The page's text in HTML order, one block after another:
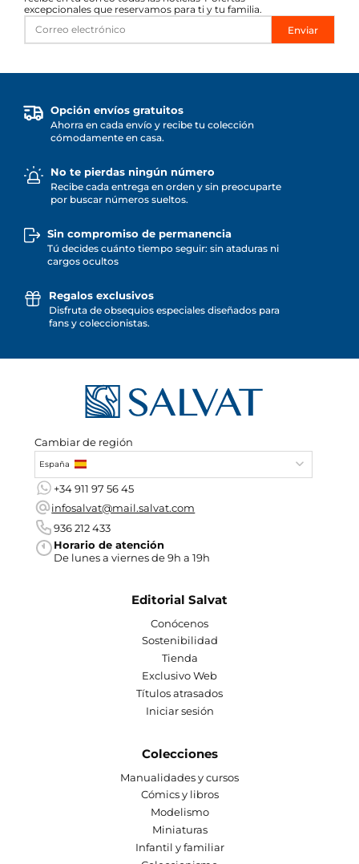
excepcionales que reservamos para ti y tu familia.
Enviar
Opción envíos gratuitos
Ahorra en cada envío y recibe tu colección
cómodamente en casa.
No te pierdas ningún número
Recibe cada entrega en orden y sin preocuparte
por buscar números sueltos.
Sin compromiso de permanencia
Tú decides cuánto tiempo seguir: sin ataduras ni
cargos ocultos
Regalos exclusivos
Disfruta de obsequios especiales diseñados para
fans y coleccionistas.
Cambiar de región
España
+34 911 97 56 45
infosalvat@mail.salvat.com
936 212 433
Horario de atención
De lunes a viernes de 9h a 19h
Editorial Salvat
Conócenos
Sostenibilidad
Tienda
Exclusivo Web
Títulos atrasados
Iniciar sesión
Colecciones
Manualidades y cursos
Cómics y libros
Modelismo
Miniaturas
Infantil y familiar